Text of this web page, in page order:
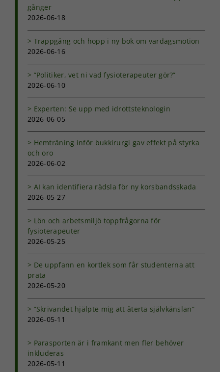
gånger
2026-06-18
Trappgång och hopp i ny bok om vardagsmotion
2026-06-16
”Politiker, vet ni vad fysioterapeuter gör?”
2026-06-10
Experten: Se upp med idrottsteknologin
2026-06-05
Hemträning inför bukkirurgi gav effekt på styrka
och oro
2026-06-02
AI kan identifiera rädsla för ny korsbandsskada
2026-05-27
Lön och arbetsmiljö toppfrågorna för
fysioterapeuter
2026-05-25
De uppfann en kortlek som får studenterna att
prata
2026-05-20
”Skrivandet hjälpte mig att återta självkänslan”
2026-05-11
Parasporten är i framkant men fler behöver
inkluderas
2026-05-11
Dessa kakor
välja bort. De
behövs för